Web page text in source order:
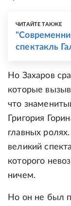
ЧИТАЙТЕ ТАКЖЕ
спектакль
Но Захаров
которые
что
Григория
главных
великий
которого
ничем.
Но он не был